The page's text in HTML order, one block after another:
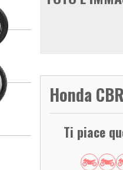
Honda
Ti piace